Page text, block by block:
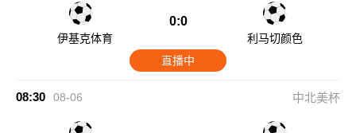
伊基克体育
0:0
利马切颜色
直播中
08:30 08-06 中北美杯